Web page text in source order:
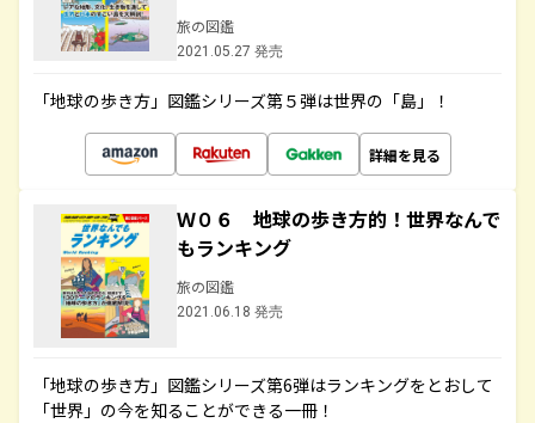
旅の図鑑
2021.05.27 発売
「地球の歩き方」図鑑シリーズ第５弾は世界の「島」！
詳細を見る
Ｗ０６ 地球の歩き方的！世界なんで
もランキング
旅の図鑑
2021.06.18 発売
「地球の歩き方」図鑑シリーズ第6弾はランキングをとおして
「世界」の今を知ることができる一冊！